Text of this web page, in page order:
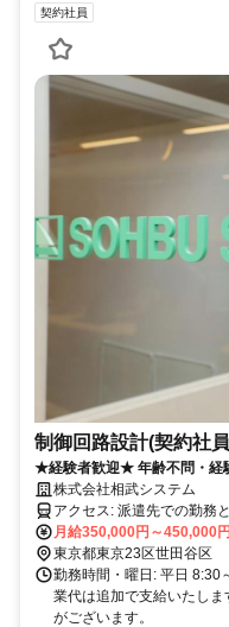
契約社員
制御回路設計(契約社
★経験者歓迎★ 年齢不問・経
創業45年以上・大手プラント
ンジニア活躍中！｜
株式会社相武システム
アクセス: 派遣先での勤
月給350,000円～450,000円
東京都東京23区世田谷区
勤務時間・曜日: 平日
業代は追加で支給いたし
がございます。